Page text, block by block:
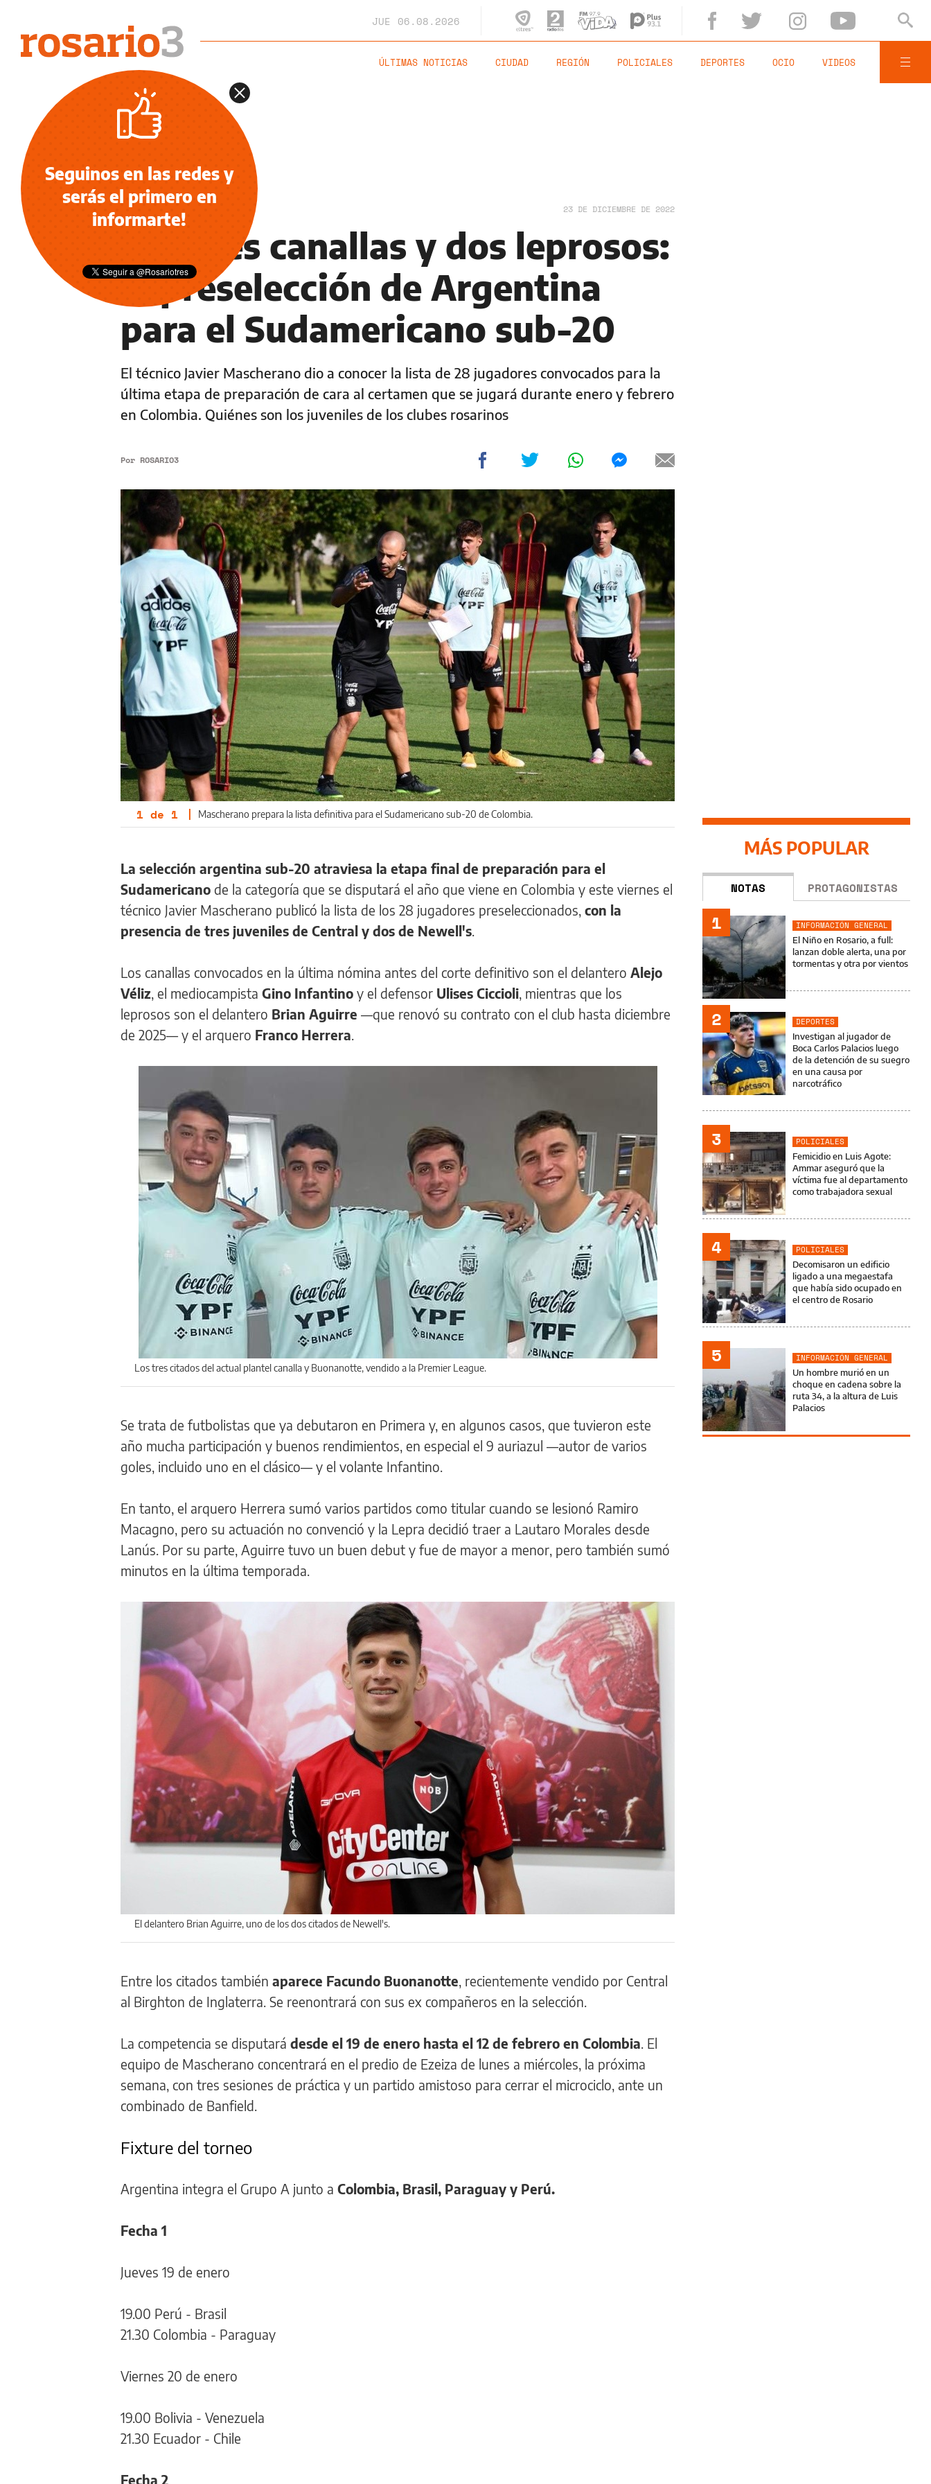
JUE 06.08.2026
ÚLTIMAS NOTICIAS CIUDAD REGIÓN POLICIALES DEPORTES OCIO VIDEOS
DEPORTES 23 DE DICIEMBRE DE 2022
Con tres canallas y dos leprosos:
la preselección de Argentina
para el Sudamericano sub-20
El técnico Javier Mascherano dio a conocer la lista de 28 jugadores convocados para la
última etapa de preparación de cara al certamen que se jugará durante enero y febrero
en Colombia. Quiénes son los juveniles de los clubes rosarinos
Por ROSARIO3
1 de 1 | Mascherano prepara la lista definitiva para el Sudamericano sub-20 de Colombia.
La selección argentina sub-20 atraviesa la etapa final de preparación para el
Sudamericano de la categoría que se disputará el año que viene en Colombia y este viernes el
técnico Javier Mascherano publicó la lista de los 28 jugadores preseleccionados, con la
presencia de tres juveniles de Central y dos de Newell's
Los canallas convocados en la última nómina antes del corte definitivo son el delantero Alejo
Véliz , el mediocampista Gino Infantino y el defensor Ulises Ciccioli , mientras que los
leprosos son el delantero Brian Aguirre —que renovó su contrato con el club hasta diciembre
de 2025— y el arquero Franco Herrera
Los tres citados del actual plantel canalla y Buonanotte, vendido a la Premier League.
Se trata de futbolistas que ya debutaron en Primera y, en algunos casos, que tuvieron este
año mucha participación y buenos rendimientos, en especial el 9 auriazul —autor de varios
goles, incluido uno en el clásico— y el volante Infantino.
En tanto, el arquero Herrera sumó varios partidos como titular cuando se lesionó Ramiro
Macagno, pero su actuación no convenció y la Lepra decidió traer a Lautaro Morales desde
Lanús. Por su parte, Aguirre tuvo un buen debut y fue de mayor a menor, pero también sumó
minutos en la última temporada.
El delantero Brian Aguirre, uno de los dos citados de Newell's.
Entre los citados también aparece Facundo Buonanotte , recientemente vendido por Central
al Birghton de Inglaterra. Se reenontrará con sus ex compañeros en la selección.
La competencia se disputará desde el 19 de enero hasta el 12 de febrero en Colombia . El
equipo de Mascherano concentrará en el predio de Ezeiza de lunes a miércoles, la próxima
semana, con tres sesiones de práctica y un partido amistoso para cerrar el microciclo, ante un
combinado de Banfield.
Fixture del torneo
Argentina integra el Grupo A junto a Colombia, Brasil, Paraguay y Perú.
Fecha 1
Jueves 19 de enero
19.00 Perú - Brasil
21.30 Colombia - Paraguay
Viernes 20 de enero
19.00 Bolivia - Venezuela
21.30 Ecuador - Chile
Fecha 2
MÁS POPULAR
NOTAS PROTAGONISTAS
1
INFORMACIÓN GENERAL
El Niño en Rosario, a full:
lanzan doble alerta, una por
tormentas y otra por vientos
2
DEPORTES
Investigan al jugador de
Boca Carlos Palacios luego
de la detención de su suegro
en una causa por
narcotráfico
3
POLICIALES
Femicidio en Luis Agote:
Ammar aseguró que la
víctima fue al departamento
como trabajadora sexual
4
POLICIALES
Decomisaron un edificio
ligado a una megaestafa
que había sido ocupado en
el centro de Rosario
5
INFORMACIÓN GENERAL
Un hombre murió en un
choque en cadena sobre la
ruta 34, a la altura de Luis
Palacios
Seguinos en las redes y
serás el primero en
informarte!